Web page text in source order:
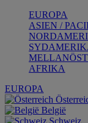
EUROPA
ASIEN /
AFRIKA
EUROPA
België
Schweiz